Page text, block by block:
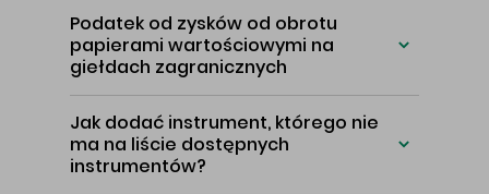
Podatek od zysków od obrotu
papierami wartościowymi na
giełdach zagranicznych
Jak dodać instrument, którego nie
ma na liście dostępnych
instrumentów?